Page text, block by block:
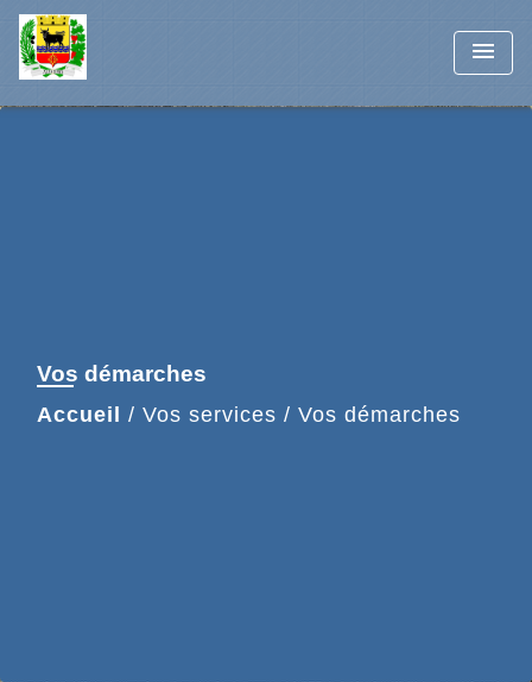
menu
Vos démarches
Accueil / Vos services / Vos démarches